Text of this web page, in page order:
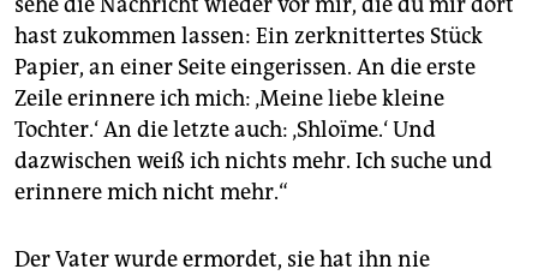
hast zukommen lassen: Ein zerknittertes Stück
Papier, an einer Seite eingerissen. An die erste
Zeile erinnere ich mich: ‚Meine liebe kleine
Tochter.‘ An die letzte auch: ‚Shloïme.‘ Und
dazwischen weiß ich nichts mehr. Ich suche und
erinnere mich nicht mehr.“
Der Vater wurde ermordet, sie hat ihn nie